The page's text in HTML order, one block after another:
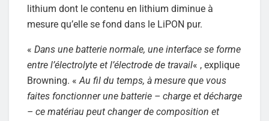
lithium dont le contenu en lithium diminue à
mesure qu’elle se fond dans le LiPON pur.
« Dans une batterie normale, une interface se forme
entre l’électrolyte et l’électrode de travail« , explique
Browning. «Au fil du temps, à mesure que vous
faites fonctionner une batterie – charge et décharge
– ce matériau peut changer de composition et